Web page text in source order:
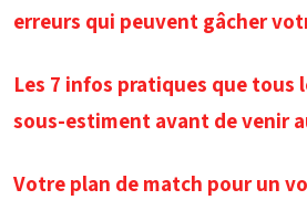
erreurs qui peuvent gâcher
Les 7 infos pratiques que tous
sous-estiment avant de venir
Votre plan de match pour un